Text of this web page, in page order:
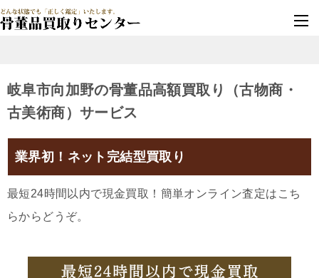
岐阜市向加野の骨董品高額買取り（古物商・
古美術商）サービス
業界初！ネット完結型買取り
最短24時間以内で現金買取！簡単オンライン査定はこち
らからどうぞ。